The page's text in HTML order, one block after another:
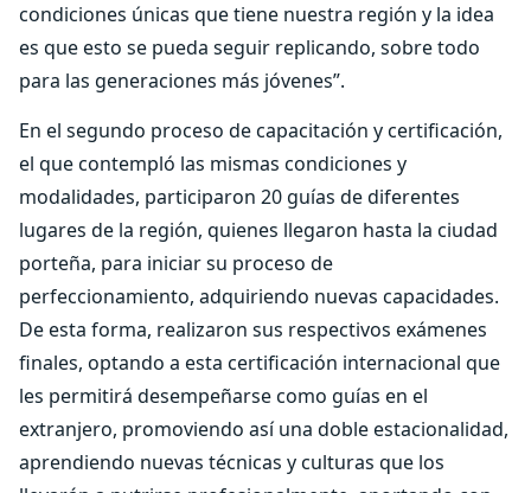
condiciones únicas que tiene nuestra región y la idea
es que esto se pueda seguir replicando, sobre todo
para las generaciones más jóvenes”.
En el segundo proceso de capacitación y certificación,
el que contempló las mismas condiciones y
modalidades, participaron 20 guías de diferentes
lugares de la región, quienes llegaron hasta la ciudad
porteña, para iniciar su proceso de
perfeccionamiento, adquiriendo nuevas capacidades.
De esta forma, realizaron sus respectivos exámenes
finales, optando a esta certificación internacional que
les permitirá desempeñarse como guías en el
extranjero, promoviendo así una doble estacionalidad,
aprendiendo nuevas técnicas y culturas que los